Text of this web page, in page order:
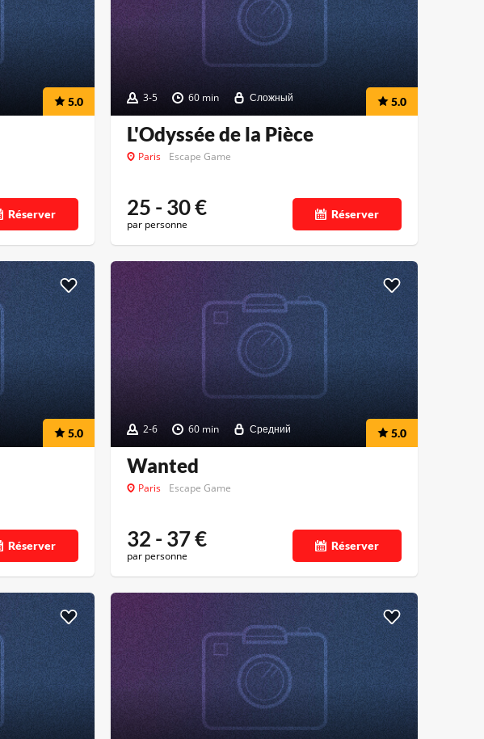
5.0
Réserver
3-5 60 min Сложный 5.0
L'Odyssée de la Pièce
Paris Escape Game
25 - 30€
par personne
Réserver
5.0
Réserver
2-6 60 min Средний 5.0
Wanted
Paris Escape Game
32 - 37€
par personne
Réserver